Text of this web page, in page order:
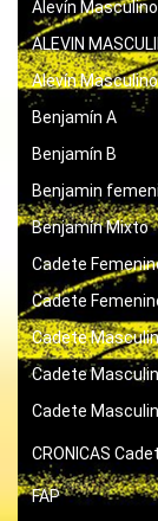
Alevín
ALEVIN
Alevín
Benjamín A
Benjamín B
Benjamin
Benjamín Mixto
Cadete
Cadete
Cadete
Cadete
Cadete
CRONICAS
FAP